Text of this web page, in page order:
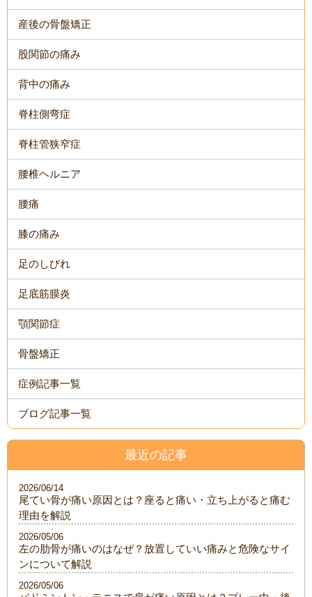
産後の骨盤矯正
股関節の痛み
背中の痛み
脊柱側弯症
脊柱管狭窄症
腰椎ヘルニア
腰痛
膝の痛み
足のしびれ
足底筋膜炎
顎関節症
骨盤矯正
症例記事一覧
ブログ記事一覧
最近の記事
尾てい骨が痛い原因とは？座ると痛い・立ち上がると痛む
理由を解説
2026/06/14
左の肋骨が痛いのはなぜ？放置していい痛みと危険なサイ
ンについて解説
2026/05/06
2026/05/06